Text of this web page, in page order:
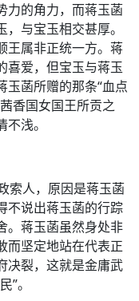
力的角力，而蒋玉菡
与宝玉相交甚厚。
王属非正统一方。蒋
喜爱，但宝玉与蒋玉
玉菡所赠的那条“血点
香国女国王所贡之
浅。
索人，原因是蒋玉菡
不说出蒋玉菡的行踪
。蒋玉菡虽然身处非
而坚定地站在代表正
决裂，这就是金庸武
”。